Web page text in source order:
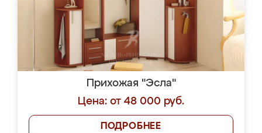
Прихожая "Эсла"
Цена: от 48 000 руб.
ПОДРОБНЕЕ